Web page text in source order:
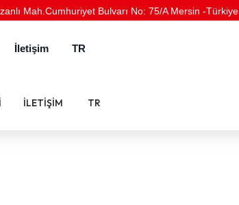
Mah.Cumhuriyet Bulvarı No: 75/A Mersin -Türkiye
İletişim TR
İLETIŞIM TR